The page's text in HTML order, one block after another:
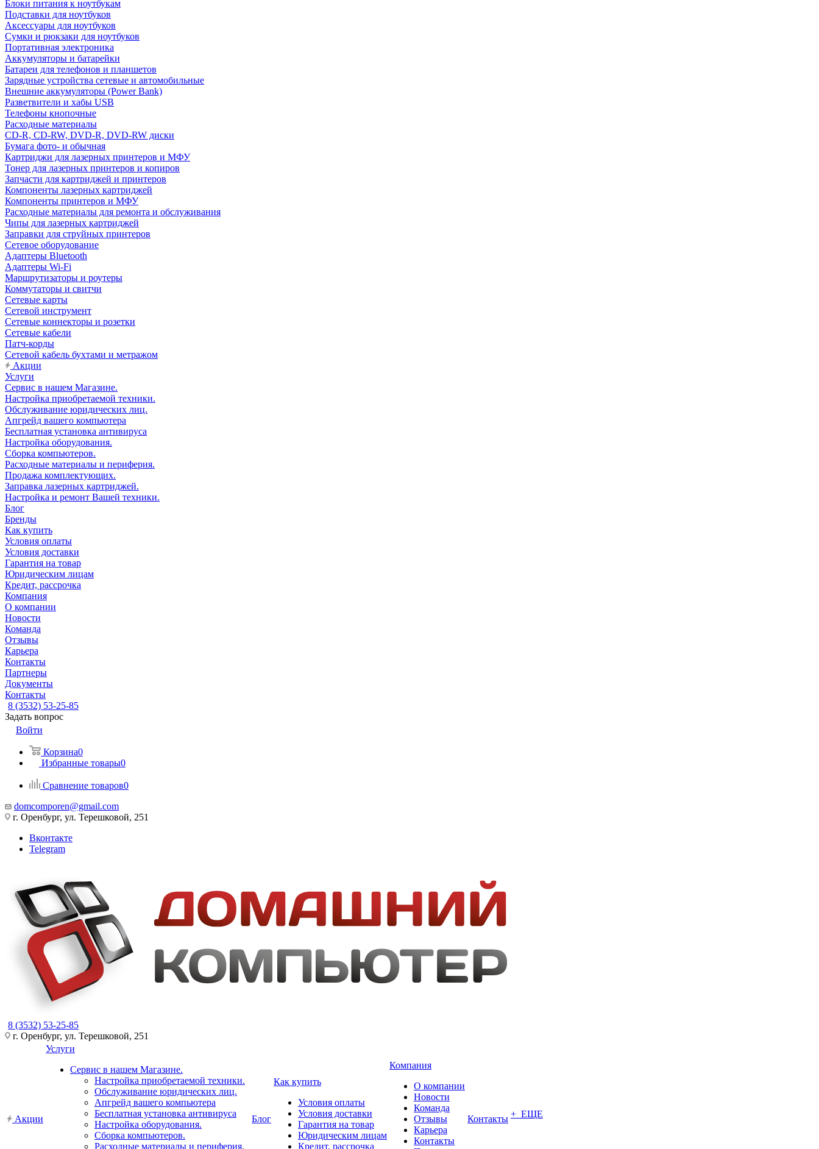
Блоки питания к ноутбукам
Подставки для ноутбуков
Аксессуары для ноутбуков
Сумки и рюкзаки для ноутбуков
Портативная электроника
Аккумуляторы и батарейки
Батареи для телефонов и планшетов
Зарядные устройства сетевые и автомобильные
Внешние аккумуляторы (Power Bank)
Разветвители и хабы USB
Телефоны кнопочные
Расходные материалы
CD-R, CD-RW, DVD-R, DVD-RW диски
Бумага фото- и обычная
Картриджи для лазерных принтеров и МФУ
Тонер для лазерных принтеров и копиров
Запчасти для картриджей и принтеров
Компоненты лазерных картриджей
Компоненты принтеров и МФУ
Расходные материалы для ремонта и обслуживания
Чипы для лазерных картриджей
Заправки для струйных принтеров
Сетевое оборудование
Адаптеры Bluetooth
Адаптеры Wi-Fi
Маршрутизаторы и роутеры
Коммутаторы и свитчи
Сетевые карты
Сетевой инструмент
Сетевые коннекторы и розетки
Сетевые кабели
Патч-корды
Сетевой кабель бухтами и метражом
Акции
Услуги
Сервис в нашем Магазине.
Настройка приобретаемой техники.
Обслуживание юридических лиц.
Апгрейд вашего компьютера
Бесплатная установка антивируса
Настройка оборудования.
Сборка компьютеров.
Расходные материалы и периферия.
Продажа комплектующих.
Заправка лазерных картриджей.
Настройка и ремонт Вашей техники.
Блог
Бренды
Как купить
Условия оплаты
Условия доставки
Гарантия на товар
Юридическим лицам
Кредит, рассрочка
Компания
О компании
Новости
Команда
Отзывы
Карьера
Контакты
Партнеры
Документы
Контакты
8 (3532) 53-25-85
Задать вопрос
Войти
Корзина0
Избранные товары0
Сравнение товаров0
domcomporen@gmail.com
г. Оренбург, ул. Терешковой, 251
Вконтакте
Telegram
8 (3532) 53-25-85
г. Оренбург, ул. Терешковой, 251
Акции
Услуги
Сервис в нашем Магазине.
Настройка приобретаемой техники.
Обслуживание юридических лиц.
Апгрейд вашего компьютера
Бесплатная установка антивируса
Настройка оборудования.
Сборка компьютеров.
Расходные материалы и периферия.
Блог
Как купить
Условия оплаты
Условия доставки
Гарантия на товар
Юридическим лицам
Кредит, рассрочка
Компания
О компании
Новости
Команда
Отзывы
Карьера
Контакты
Контакты + ЕЩЕ